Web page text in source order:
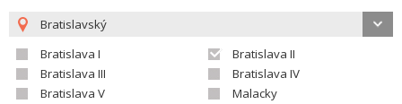
Bratislavský
Bratislava I
Bratislava II
Bratislava III
Bratislava IV
Bratislava V
Malacky